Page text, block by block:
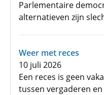
Parlementaire
alternatieven zijn
Weer met reces
10 juli 2026
Een reces is geen
tussen vergaderen